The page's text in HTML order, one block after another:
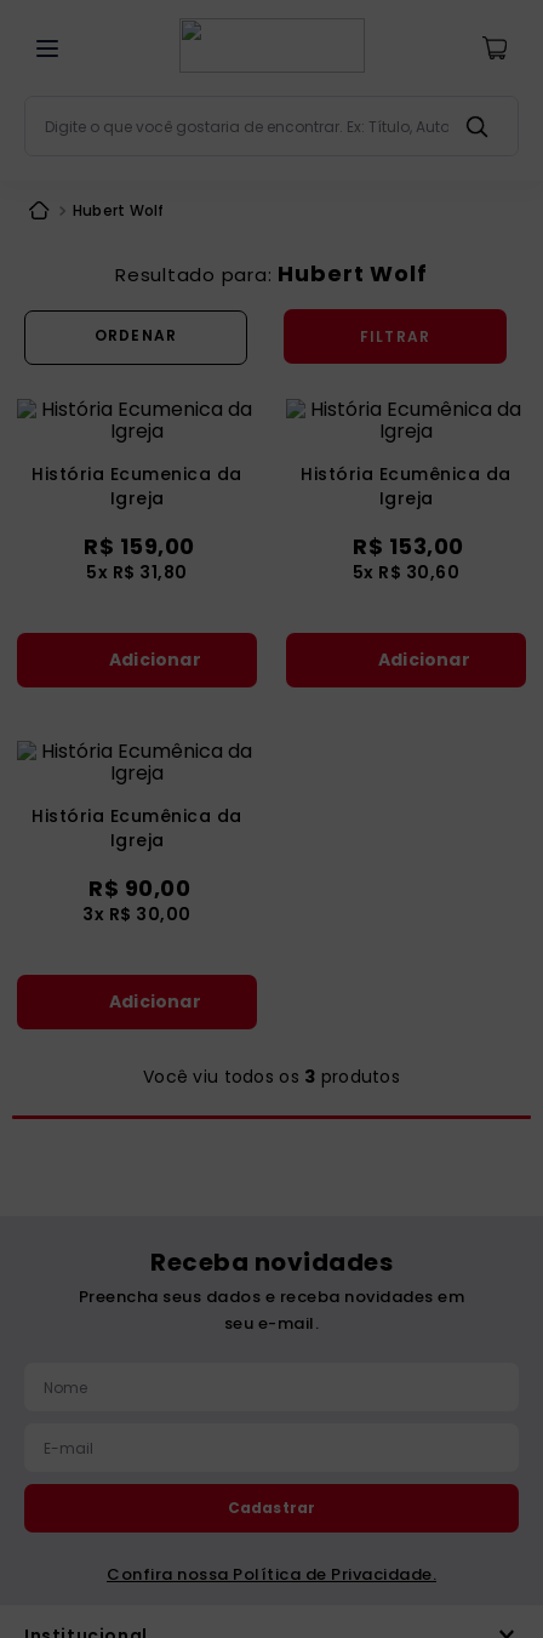
Hubert Wolf
Hubert Wolf
FILTRAR
História Ecumenica da
Igreja
R$ 159,00
5x R$ 31,80
Adicionar
História Ecumênica da
Igreja
R$ 153,00
5x R$ 30,60
Adicionar
História Ecumênica da
Igreja
R$ 90,00
3x R$ 30,00
Adicionar
Você viu todos os 3 produtos
Receba novidades
Preencha seus dados e receba novidades em
seu e-mail.
Confira nossa Política de Privacidade.
Cadastrar
º bíblia
terço
imagens
7º biblia pastoral
patristica
catequese